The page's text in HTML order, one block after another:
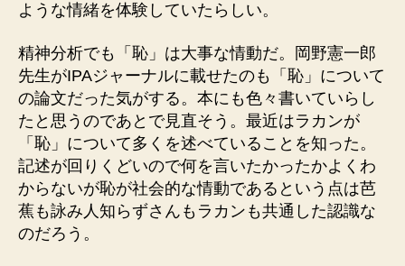
ような情緒を体験していたらしい。
精神分析でも「恥」は大事な情動だ。岡野憲一郎
先生がIPAジャーナルに載せたのも「恥」について
の論文だった気がする。本にも色々書いていらし
たと思うのであとで見直そう。最近はラカンが
「恥」について多くを述べていることを知った。
記述が回りくどいので何を言いたかったかよくわ
からないが恥が社会的な情動であるという点は芭
蕉も詠み人知らずさんもラカンも共通した認識な
のだろう。